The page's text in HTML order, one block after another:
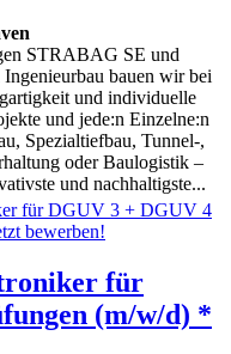
STRABAG SE und
bauen wir bei
und individuelle
und jede:n Einzelne:n
Spezialtiefbau, Tunnel-,
oder Baulogistik –
und nachhaltigste...
für
(m/w/d) *